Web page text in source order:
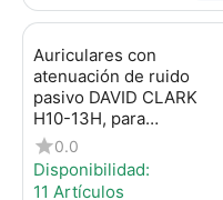
Auriculares con
atenuación de ruido
pasivo DAVID CLARK
H10-13H, para
helicópteros, H1013H
0.0
Disponibilidad:
11 Artículos